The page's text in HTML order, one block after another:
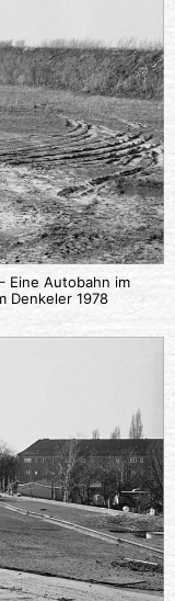
Eine Autobahn im
Denkeler 1978